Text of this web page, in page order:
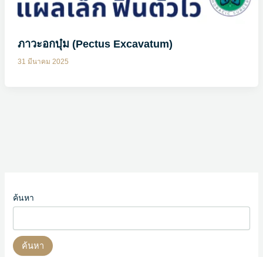
ภาวะอกบุ๋ม (Pectus Excavatum)
31 มีนาคม 2025
ค้นหา
ค้นหา